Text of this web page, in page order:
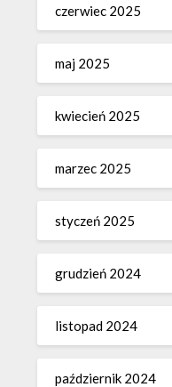
czerwiec 2025
maj 2025
kwiecień 2025
marzec 2025
styczeń 2025
grudzień 2024
listopad 2024
październik 2024